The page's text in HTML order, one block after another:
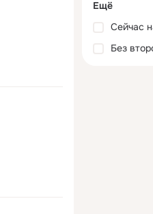
Ещё
Сейчас
Без